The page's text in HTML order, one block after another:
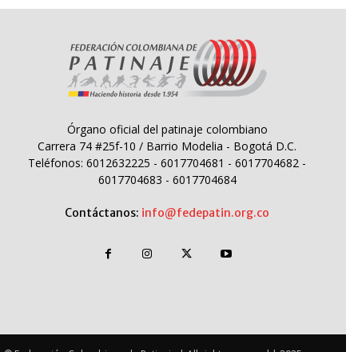
Órgano oficial del patinaje colombiano
Carrera 74 #25f-10 / Barrio Modelia - Bogotá D.C.
Teléfonos: 6012632225 - 6017704681 - 6017704682 -
6017704683 - 6017704684
Contáctanos: info@fedepatin.org.co